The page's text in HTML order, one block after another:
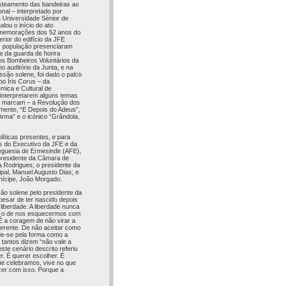
das bandeiras ao
– interpretado por
Universidade Sénior de
o início do ato
dos 52 anos do
do edifício da JFE
população presenciaram
da guarda de honra
Bombeiros Voluntários da
auditório da Junta, e na
solene, foi dado o palco
Íris Corus – da
e Cultural de
alguns temas
– a Revolução dos
“E Depois do Adeus”,
e o icónico “Grândola,
presentes, e para
do Executivo da JFE e da
de Ermesinde (AFE),
da Câmara de
Rodrigues; o presidente da
Manuel Augusto Dias; e
João Morgado.
solene pelo presidente da
de ter nascido depois
A liberdade nunca
de nos esquecermos com
a coragem de não virar a
De não aceitar como
se pela forma como a
dizem “não vale a
cenário descrito referiu
É querer escolher. É
celebramos, vive no que
com isso. Porque a